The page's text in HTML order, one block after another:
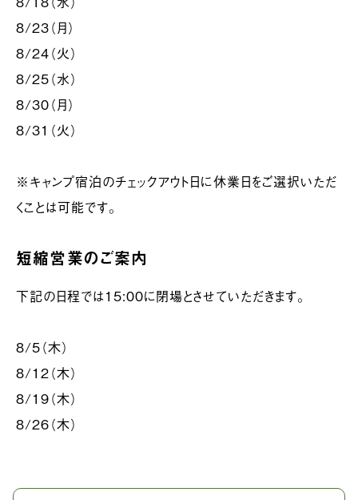
8/23（月）
8/24（火）
8/25（水）
8/30（月）
8/31（火）
※キャンプ宿泊のチェックアウト日に休業日をご選択いただ
くことは可能です。
短縮営業のご案内
下記の日程では15:00に閉場とさせていただきます。
8/5（木）
8/12（木）
8/19（木）
8/26（木）